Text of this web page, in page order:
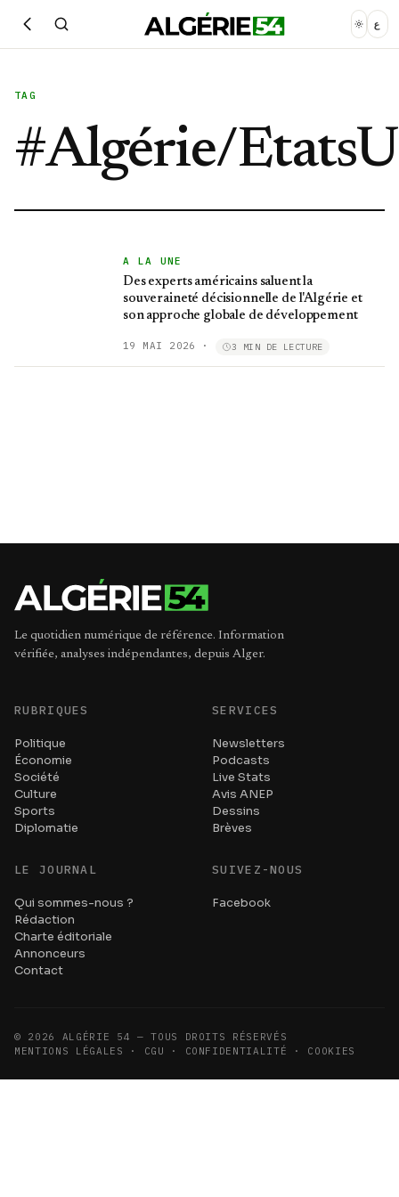
ع
TAG
#Algérie/
A LA UNE
Des experts américains saluent la
souveraineté décisionnelle de l'Algérie et
son approche globale de développement
19 MAI 2026 · 3 MIN DE LECTURE
Le quotidien numérique de référence. Information
vérifiée, analyses indépendantes, depuis Alger.
RUBRIQUES
Politique
Économie
Société
Culture
Sports
Diplomatie
SERVICES
Newsletters
Podcasts
Live Stats
Avis ANEP
Dessins
Brèves
LE JOURNAL
Qui sommes-nous ?
Rédaction
Charte éditoriale
Annonceurs
Contact
SUIVEZ-NOUS
Facebook
© 2026
ALGÉRIE 54 — TOUS DROITS RÉSERVÉS
MENTIONS LÉGALES · CGU · CONFIDENTIALITÉ · COOKIES